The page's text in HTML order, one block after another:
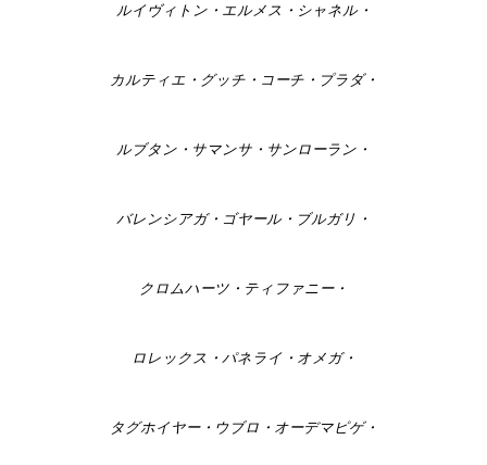
ルイヴィトン・エルメス・シャネル・
カルティエ・グッチ・コーチ・プラダ・
ルブタン・サマンサ・サンローラン・
バレンシアガ・ゴヤール・ブルガリ・
クロムハーツ・ティファニー・
ロレックス・パネライ・オメガ・
タグホイヤー・ウブロ・オーデマピゲ・